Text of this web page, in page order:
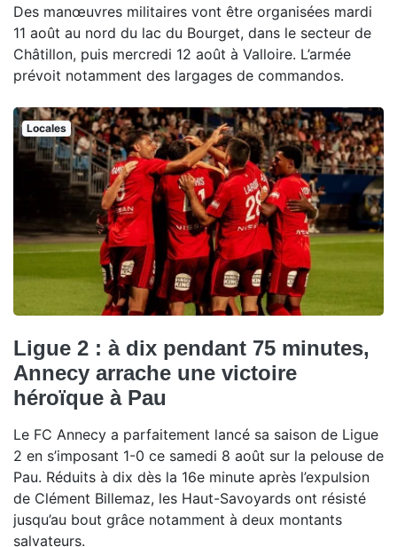
Des manœuvres militaires vont être organisées mardi
11 août au nord du lac du Bourget, dans le secteur de
Châtillon, puis mercredi 12 août à Valloire. L’armée
prévoit notamment des largages de commandos.
Locales
Ligue 2 : à dix pendant 75 minutes,
Annecy arrache une victoire
héroïque à Pau
Le FC Annecy a parfaitement lancé sa saison de Ligue
2 en s’imposant 1-0 ce samedi 8 août sur la pelouse de
Pau. Réduits à dix dès la 16e minute après l’expulsion
de Clément Billemaz, les Haut-Savoyards ont résisté
jusqu’au bout grâce notamment à deux montants
salvateurs.